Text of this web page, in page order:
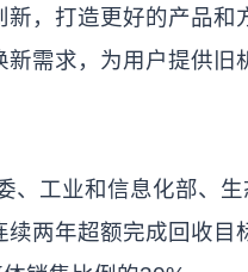
，打造更好的产品和
需求，为用户提供旧
工业和信息化部、生
两年超额完成回收